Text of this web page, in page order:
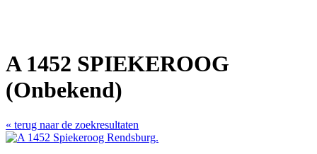
A 1452 SPIEKEROOG
(Onbekend)
« terug naar de zoekresultaten